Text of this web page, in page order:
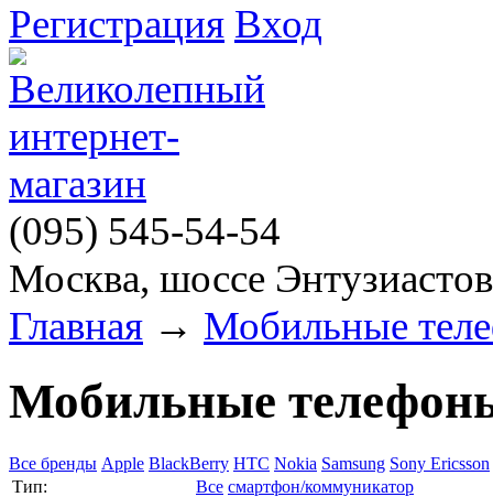
Регистрация Вход
(095) 545-54-54
Москва, шоссе
Главная → Мобильные
Мобильные
Все бренды Apple BlackBerry HTC Nokia Samsung Sony Ericsson
Тип:
Все смартфон/коммуникатор